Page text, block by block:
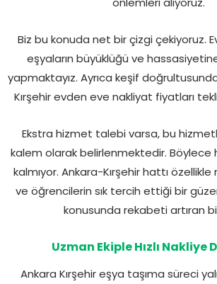
Biz bu konuda net bir çizgi çekiyoruz.
eşyaların büyüklüğü ve
yapmaktayız. Ayrıca keşif
Kırşehir evden eve nakliyat fiyatları
Ekstra hizmet talebi varsa, bu
kalem olarak belirlenmektedir. Böylece
kalmıyor. Ankara-Kırşehir hattı
ve öğrencilerin sık tercih ettiği bir
konusunda rekabeti artıran
Uzman Ekiple Hızlı Nakliye
Ankara Kırşehir eşya taşıma süreci